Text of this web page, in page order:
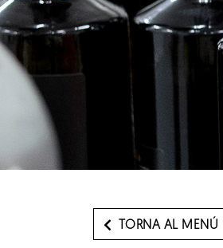
TORNA AL MENÚ